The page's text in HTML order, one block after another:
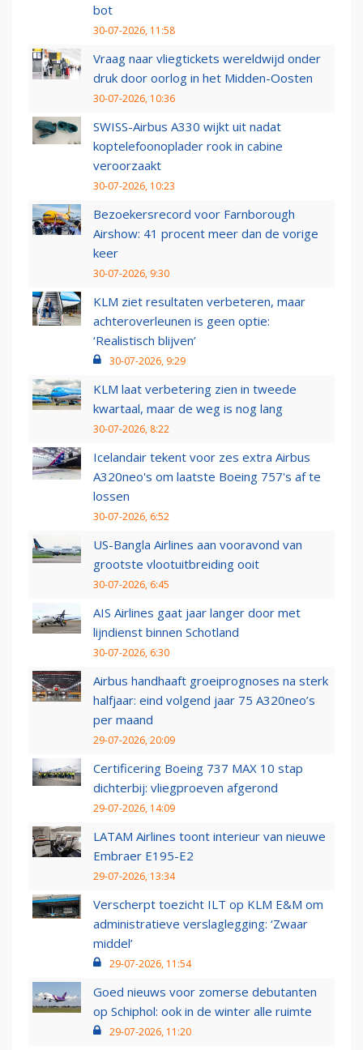
bot
30-07-2026, 11:58
Vraag naar vliegtickets wereldwijd onder
druk door oorlog in het Midden-Oosten
30-07-2026, 10:36
SWISS-Airbus A330 wijkt uit nadat
koptelefoonoplader rook in cabine
veroorzaakt
30-07-2026, 10:23
Bezoekersrecord voor Farnborough
Airshow: 41 procent meer dan de vorige
keer
30-07-2026, 9:30
KLM ziet resultaten verbeteren, maar
achteroverleunen is geen optie:
‘Realistisch blijven’
30-07-2026, 9:29
KLM laat verbetering zien in tweede
kwartaal, maar de weg is nog lang
30-07-2026, 8:22
Icelandair tekent voor zes extra Airbus
A320neo's om laatste Boeing 757's af te
lossen
30-07-2026, 6:52
US-Bangla Airlines aan vooravond van
grootste vlootuitbreiding ooit
30-07-2026, 6:45
AIS Airlines gaat jaar langer door met
lijndienst binnen Schotland
30-07-2026, 6:30
Airbus handhaaft groeiprognoses na sterk
halfjaar: eind volgend jaar 75 A320neo’s
per maand
29-07-2026, 20:09
Certificering Boeing 737 MAX 10 stap
dichterbij: vliegproeven afgerond
29-07-2026, 14:09
LATAM Airlines toont interieur van nieuwe
Embraer E195-E2
29-07-2026, 13:34
Verscherpt toezicht ILT op KLM E&M om
administratieve verslaglegging: ‘Zwaar
middel’
29-07-2026, 11:54
Goed nieuws voor zomerse debutanten
op Schiphol: ook in de winter alle ruimte
29-07-2026, 11:20